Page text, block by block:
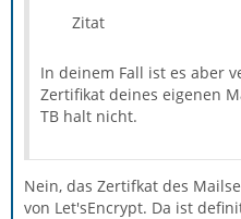
Zitat
In deinem Fall ist es aber
Zertifikat deines eigenen
TB halt nicht.
Nein, das Zertifkat des
von Let'sEncrypt. Da ist